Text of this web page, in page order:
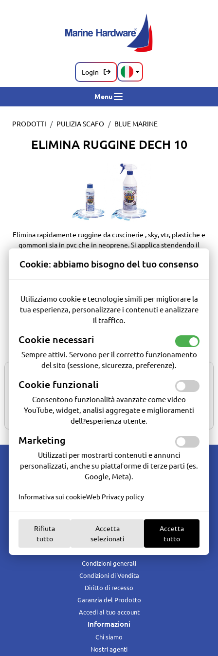
Cookie: abbiamo bisogno del tuo consenso
Utilizziamo cookie e tecnologie simili per migliorare la
tua esperienza, personalizzare i contenuti e analizzare
il traffico.
Cookie necessari
Sempre attivi. Servono per il corretto funzionamento
del sito (sessione, sicurezza, preferenze).
Cookie funzionali
Consentono funzionalità avanzate come video
YouTube, widget, analisi aggregate e miglioramenti
dell?esperienza utente.
Marketing
Utilizzati per mostrarti contenuti e annunci
personalizzati, anche su piattaforme di terze parti (es.
Google, Meta).
Informativa sui cookie Web Privacy policy
Rifiuta
tutto
Accetta
selezionati
Accetta
tutto
Login
Menu
PRODOTTI PULIZIA SCAFO BLUE MARINE
ELIMINA RUGGINE DECH 10
Elimina rapidamente ruggine da cuscinerie , sky, vtr, plastiche e
gommoni sia in pvc che in neoprene. Si applica stendendo il
strofinare e risciaquare.
Disponibile
In arrivo entro 30 giorni
In arrivo entro 120 giorni
13.0044.01
flacone 250 ml
Effettua la login
per comprare
13.0044.02
spray 750 ml
Effettua la login
per comprare
assistenza del materiale per la nautica da diporto e professionale.
Seguici su:
Servizi cliente
Condizioni generali
Condizioni di Vendita
Diritto di recesso
Garanzia del Prodotto
Accedi al tuo account
Informazioni
Chi siamo
Nostri agenti